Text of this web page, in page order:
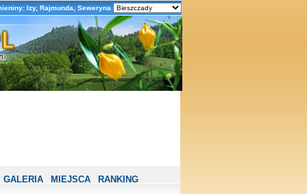
Izy, Rajmunda, Seweryna
GALERIA MIEJSCA RANKING